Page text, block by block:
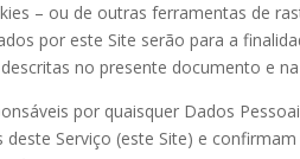
– ou de outras ferramentas de
por este Site serão para a
no presente documento e
por quaisquer Dados
deste Serviço (este Site) e